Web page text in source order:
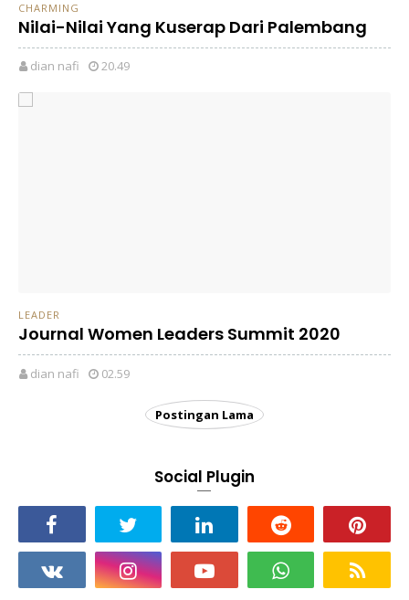
CHARMING
Nilai-Nilai Yang Kuserap Dari Palembang
dian nafi 20.49
LEADER
Journal Women Leaders Summit 2020
dian nafi 02.59
Postingan Lama
Social Plugin